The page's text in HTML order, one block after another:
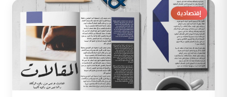
إقتصادية